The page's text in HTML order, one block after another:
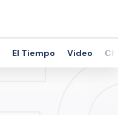
El Tiempo Video